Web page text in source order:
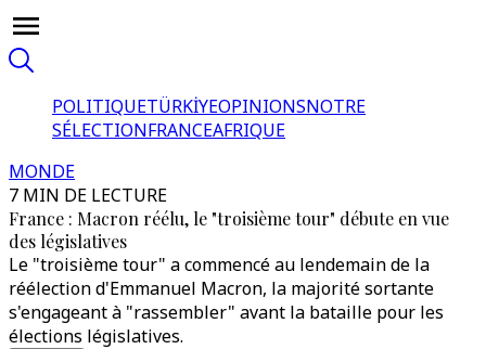
POLITIQUETÜRKİYEOPINIONSNOTRE
SÉLECTIONFRANCEAFRIQUE
MONDE
7 MIN DE LECTURE
France : Macron réélu, le "troisième tour" débute en vue
des législatives
Le "troisième tour" a commencé au lendemain de la
réélection d'Emmanuel Macron, la majorité sortante
s'engageant à "rassembler" avant la bataille pour les
élections législatives.